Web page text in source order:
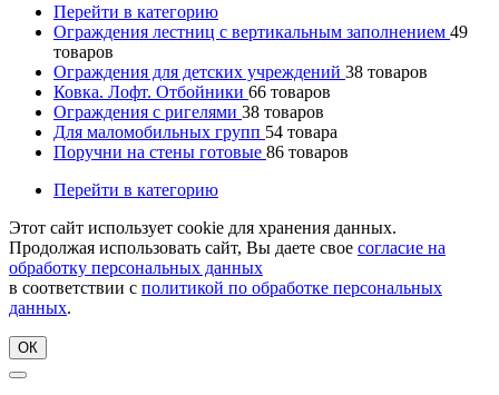
Перейти в категорию
Ограждения лестниц с вертикальным заполнением 49
товаров
Ограждения для детских учреждений 38 товаров
Ковка. Лофт. Отбойники 66 товаров
Ограждения с ригелями 38 товаров
Для маломобильных групп 54 товара
Поручни на стены готовые 86 товаров
Перейти в категорию
Этот сайт использует cookie для хранения данных.
Продолжая использовать сайт, Вы даете свое согласие на
обработку персональных данных
в соответствии с политикой по обработке персональных
данных.
ОК